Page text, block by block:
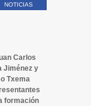
NOTICIAS
Carlos
Jiménez y
Txema
formación